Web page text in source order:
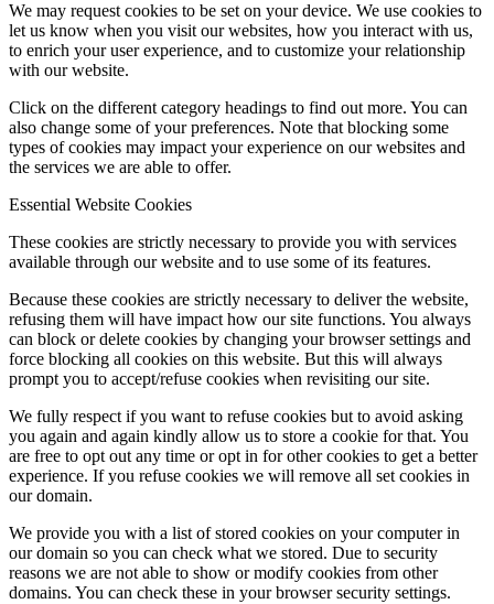
We may request cookies to be set on your device. We use cookies to
let us know when you visit our websites, how you interact with us,
to enrich your user experience, and to customize your relationship
with our website.
Click on the different category headings to find out more. You can
also change some of your preferences. Note that blocking some
types of cookies may impact your experience on our websites and
the services we are able to offer.
Essential Website Cookies
These cookies are strictly necessary to provide you with services
available through our website and to use some of its features.
Because these cookies are strictly necessary to deliver the website,
refusing them will have impact how our site functions. You always
can block or delete cookies by changing your browser settings and
force blocking all cookies on this website. But this will always
prompt you to accept/refuse cookies when revisiting our site.
We fully respect if you want to refuse cookies but to avoid asking
you again and again kindly allow us to store a cookie for that. You
are free to opt out any time or opt in for other cookies to get a better
experience. If you refuse cookies we will remove all set cookies in
our domain.
We provide you with a list of stored cookies on your computer in
our domain so you can check what we stored. Due to security
reasons we are not able to show or modify cookies from other
domains. You can check these in your browser security settings.